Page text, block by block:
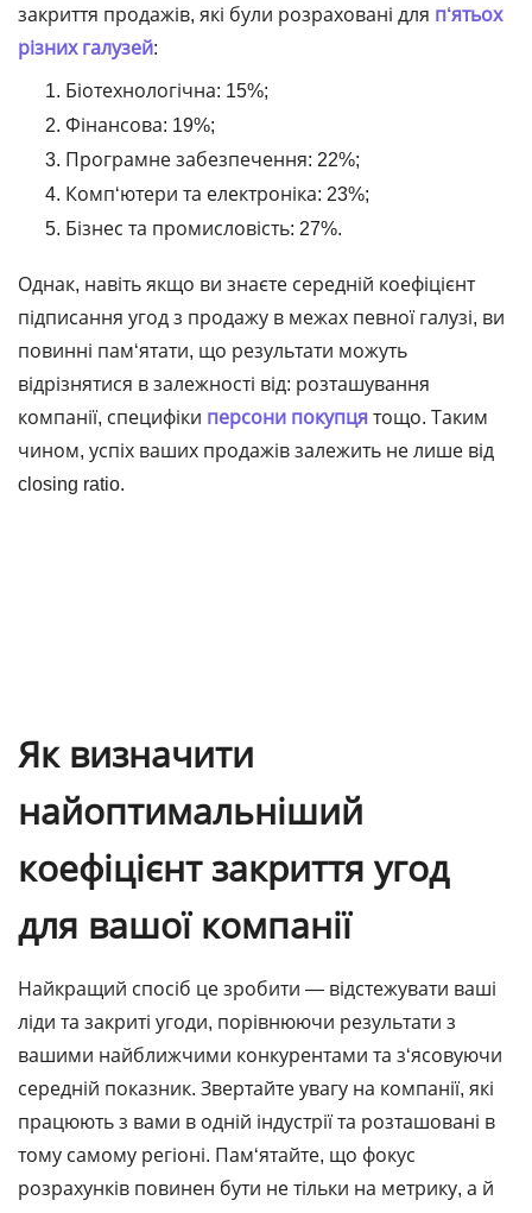
закриття продажів, які були розраховані для п‘ятьох
різних галузей:
Біотехнологічна: 15%;
Фінансова: 19%;
Програмне забезпечення: 22%;
Комп‘ютери та електроніка: 23%;
Бізнес та промисловість: 27%.
Однак, навіть якщо ви знаєте середній коефіцієнт
підписання угод з продажу в межах певної галузі, ви
повинні пам‘ятати, що результати можуть
відрізнятися в залежності від: розташування
компанії, специфіки персони покупцятощо. Таким
чином, успіх ваших продажів залежить не лише від
closing ratio.
Як визначити
найоптимальніший
коефіцієнт закриття угод
для вашої компанії
Найкращий спосіб це зробити — відстежувати ваші
ліди та закриті угоди, порівнюючи результати з
вашими найближчими конкурентами та з‘ясовуючи
середній показник. Звертайте увагу на компанії, які
працюють з вами в одній індустрії та розташовані в
тому самому регіоні. Пам‘ятайте, що фокус
розрахунків повинен бути не тільки на метрику, а й